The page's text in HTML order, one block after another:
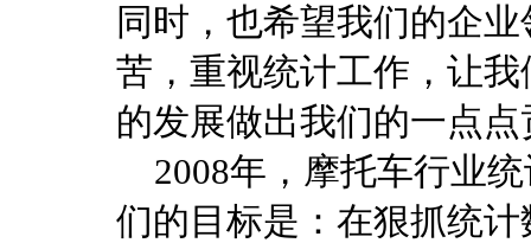
同时，也希望我们的企
苦，重视统计工作，让
的发展做出我们的一点点
2008年，摩托车行业
们的目标是：在狠抓统